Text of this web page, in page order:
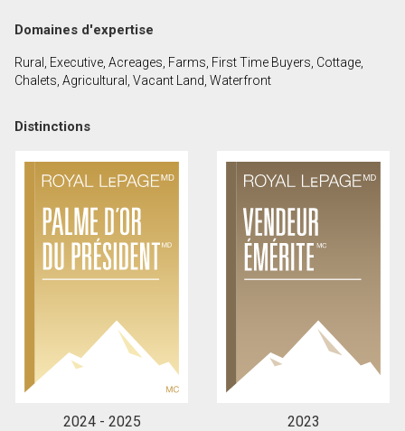
En cliquant sur le bouton « soumettre », vous
nous fournissez l'autorisation écrite de
communiquer avec vous.
Domaines d'expertise
Rural, Executive, Acreages, Farms, First Time Buyers, Cottage,
Chalets, Agricultural, Vacant Land, Waterfront
Distinctions
2024 - 2025 2023